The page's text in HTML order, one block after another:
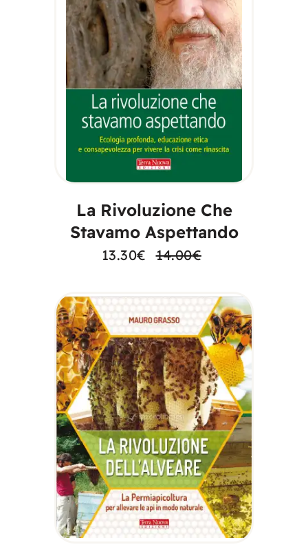
AGGIUNGI AL
CARRELLO
La Rivoluzione Che
Stavamo Aspettando
14.00€
13.30€
AGGIUNGI AL
CARRELLO